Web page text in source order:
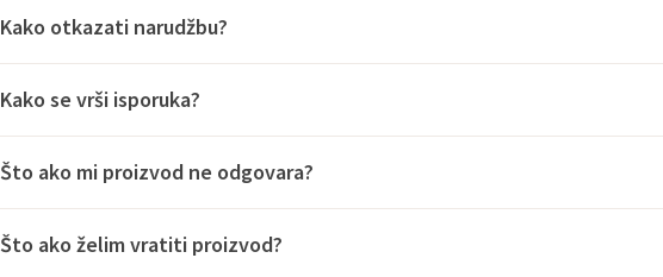
Kako otkazati narudžbu?
Kako se vrši isporuka?
Što ako mi proizvod ne odgovara?
Što ako želim vratiti proizvod?